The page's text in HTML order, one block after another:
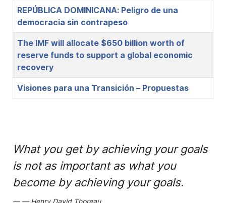
REPÚBLICA DOMINICANA: Peligro de una
democracia sin contrapeso
The IMF will allocate $650 billion worth of
reserve funds to support a global economic
recovery
Visiones para una Transición – Propuestas
What you get by achieving your goals
is not as important as what you
become by achieving your goals.
Henry David Thoreau